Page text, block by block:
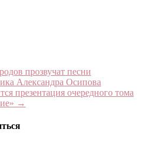
прозвучат песни
Александра Осипова
презентация очередного тома
→